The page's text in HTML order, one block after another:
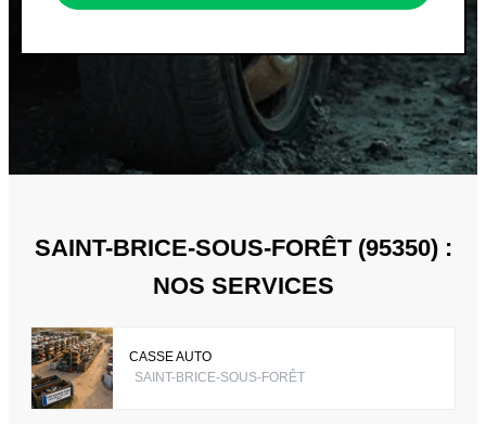
SAINT-BRICE-SOUS-FORÊT (95350) :
NOS SERVICES
CASSE AUTO
SAINT-BRICE-SOUS-FORÊT